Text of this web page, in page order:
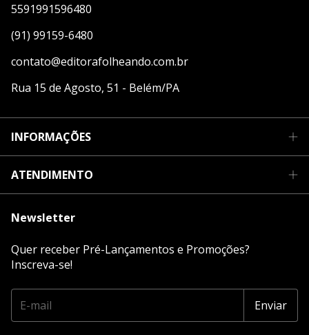
5591991596480
(91) 99159-6480
contato@editorafolheando.com.br
Rua 15 de Agosto, 51 - Belém/PA
INFORMAÇÕES
ATENDIMENTO
Newsletter
Quer receber Pré-Lançamentos e Promoções?
Inscreva-se!